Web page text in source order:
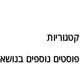
קטגוריות
פוסטים נוספים בנושא